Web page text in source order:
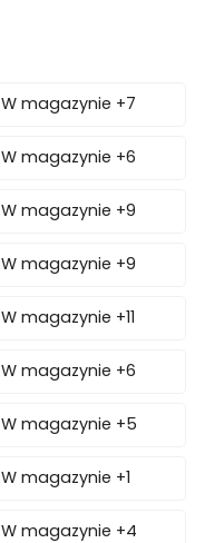
W magazynie +7
W magazynie +6
W magazynie +9
W magazynie +9
W magazynie +11
W magazynie +6
W magazynie +5
W magazynie +1
W magazynie +4